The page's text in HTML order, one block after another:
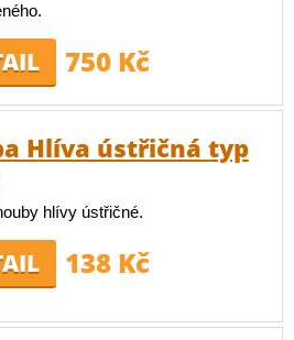
750 Kč
Hlíva ústřičná typ
hlívy ústřičné.
138 Kč